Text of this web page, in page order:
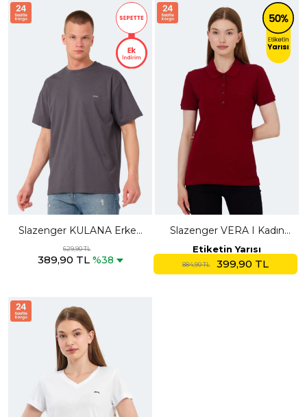
Slazenger KULANA Erkek
Oversıze Koyu Gri Tişört
629,90 TL
389,90 TL %38
Slazenger VERA I Kadın
Polo Yaka Bordo Tişört
Etiketin Yarısı
884,90 TL 399,90 TL